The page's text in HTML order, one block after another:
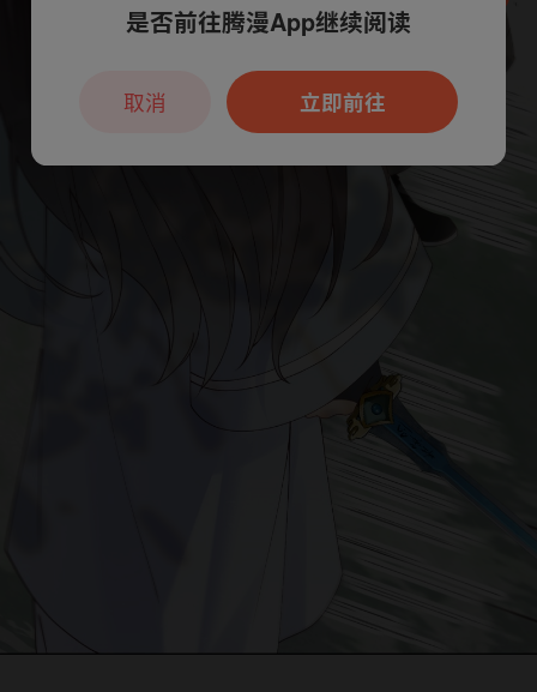
本章节仅支持App阅读，可打开App新用
户7天免费看
是否前往腾漫App继续阅读
立即前往
取消